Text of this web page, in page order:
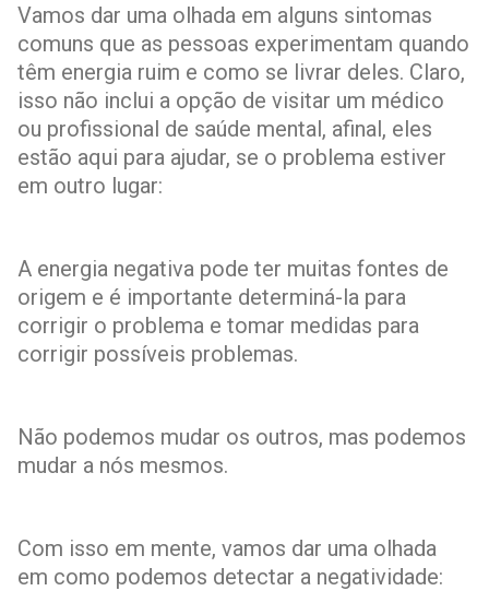
Vamos dar uma olhada em alguns sintomas
comuns que as pessoas experimentam quando
têm energia ruim e como se livrar deles. Claro,
isso não inclui a opção de visitar um médico
ou profissional de saúde mental, afinal, eles
estão aqui para ajudar, se o problema estiver
em outro lugar:
A energia negativa pode ter muitas fontes de
origem e é importante determiná-la para
corrigir o problema e tomar medidas para
corrigir possíveis problemas.
Não podemos mudar os outros, mas podemos
mudar a nós mesmos.
Com isso em mente, vamos dar uma olhada
em como podemos detectar a negatividade: